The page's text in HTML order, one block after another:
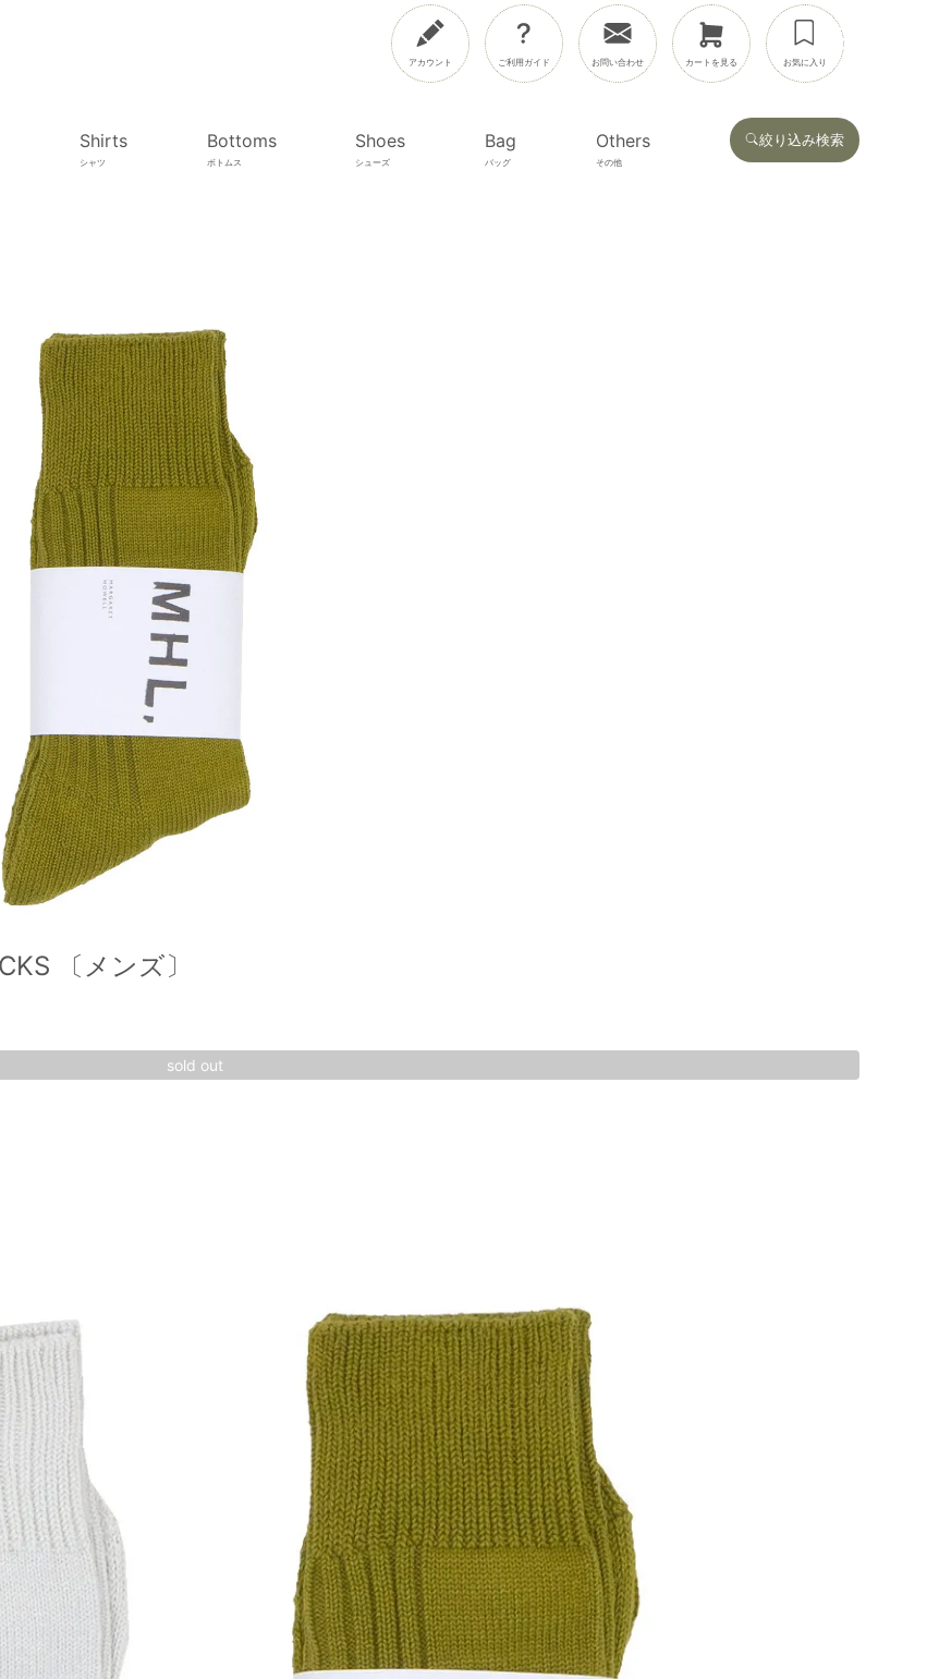
アカウント ご利用ガイド お問い合わせ カートを見る お気に入り
Shirts
シャツ
Bottoms
ボトムス
Shoes
シューズ
Bag
バッグ
Others
その他
絞り込み検索
〔メンズ〕
sold out